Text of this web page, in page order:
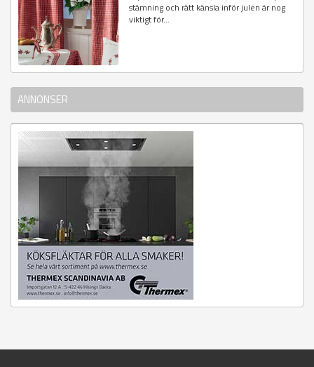
stämning och rätt känsla inför julen är nog
viktigt för...
ANNONSER